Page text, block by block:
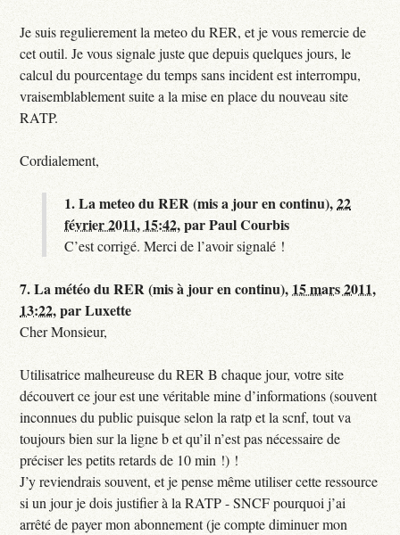
Je suis regulierement la meteo du RER, et je vous remercie de
cet outil. Je vous signale juste que depuis quelques jours, le
calcul du pourcentage du temps sans incident est interrompu,
vraisemblablement suite a la mise en place du nouveau site
RATP.
Cordialement,
1.La meteo du RER (mis a jour en continu),22
février 2011, 15:42,parPaul Courbis
C’est corrigé. Merci de l’avoir signalé !
7.La météo du RER (mis à jour en continu), 15 mars 2011,
13:22,parLuxette
Cher Monsieur,
Utilisatrice malheureuse du RER B chaque jour, votre site
découvert ce jour est une véritable mine d’informations (souvent
inconnues du public puisque selon la ratp et la scnf, tout va
toujours bien sur la ligne b et qu’il n’est pas nécessaire de
préciser les petits retards de 10 min !) !
J’y reviendrais souvent, et je pense même utiliser cette ressource
si un jour je dois justifier à la RATP - SNCF pourquoi j’ai
arrêté de payer mon abonnement (je compte diminuer mon